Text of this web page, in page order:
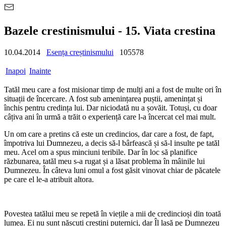
Bazele crestinismului - 15. Viata crestina
10.04.2014 Esența creștinismului 105578
Inapoi Inainte
Tatăl meu care a fost misionar timp de mulți ani a fost de multe ori în
situații de încercare. A fost sub amenințarea puștii, amenințat și
închis pentru credința lui. Dar niciodată nu a șovăit. Totuși, cu doar
câțiva ani în urmă a trăit o experiență care l-a încercat cel mai mult.
Un om care a pretins că este un credincios, dar care a fost, de fapt,
împotriva lui Dumnezeu, a decis să-l bârfească și să-l insulte pe tatăl
meu. Acel om a spus minciuni teribile. Dar în loc să planifice
răzbunarea, tatăl meu s-a rugat și a lăsat problema în mâinile lui
Dumnezeu. În câteva luni omul a fost găsit vinovat chiar de păcatele
pe care el le-a atribuit altora.
Povestea tatălui meu se repetă în viețile a mii de credincioși din toată
lumea. Ei nu sunt născuți creștini puternici, dar Îl lasă pe Dumnezeu